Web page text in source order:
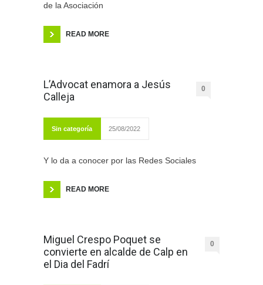
de la Asociación
READ MORE
L’Advocat enamora a Jesús
Calleja
0
Sin categoría 25/08/2022
Y lo da a conocer por las Redes Sociales
READ MORE
Miguel Crespo Poquet se
convierte en alcalde de Calp en
el Dia del Fadrí
0